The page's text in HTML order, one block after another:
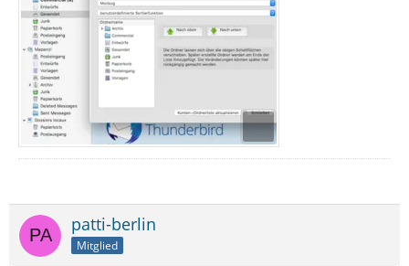
patti-berlin
Mitglied